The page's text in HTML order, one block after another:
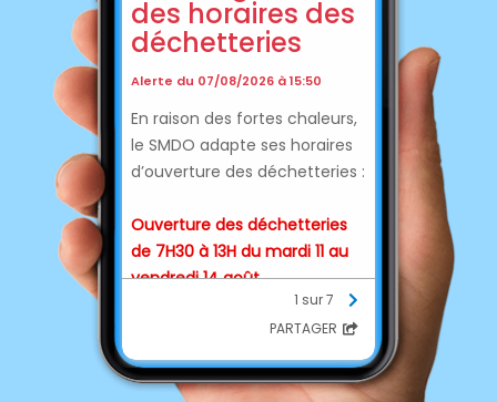
des horaires des
déchetteries
Alerte du 07/08/2026 à 15:50
En raison des fortes chaleurs,
le SMDO adapte ses horaires
d’ouverture des déchetteries :
Ouverture des déchetteries
de 7H30 à 13H du mardi 11 au
vendredi 14 août.
ATTENTION : Ces informations
ne concernent pas les
1 sur 7
PARTAGER